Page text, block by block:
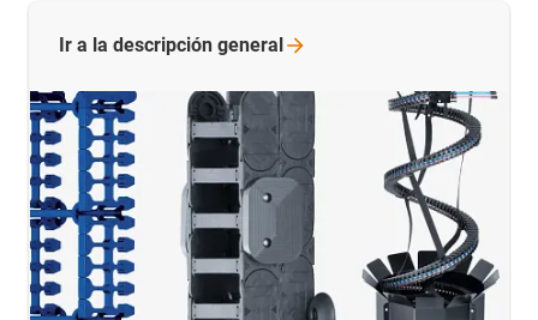
Ir a la descripción general